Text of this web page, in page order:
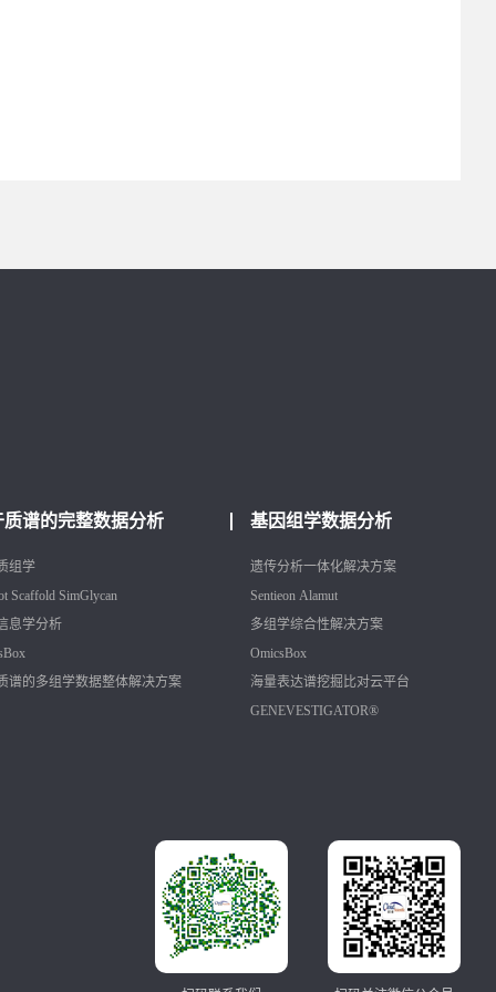
质谱的完整数据分析
组学
Scaffold SimGlycan
息学分析
谱的多组学数据整体解决方案
基因组学数据分析
遗传分析一体化解决方案
Sentieon Alamut
多组学综合性解决方案
OmicsBox
海量表达谱挖掘比对云平台
GENEVESTIGATOR®